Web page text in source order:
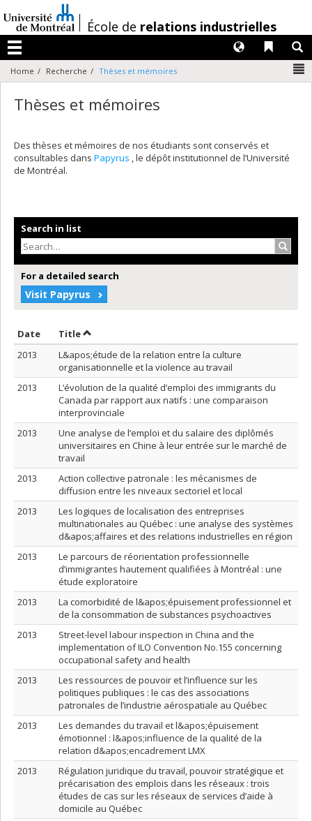
au
contenu
/École de relations industrielles
Menu
Liens
Langues
Home Recherche Thèses et mémoires
Thèses et mémoires
Des thèses et mémoires de nos étudiants sont conservés et
consultables dans Papyrus , le dépôt institutionnel de l’Université
de Montréal.
Search in list
For a detailed search
Visit Papyrus
Date Sort by date in ascending order
TitleSort by title in ascending order
2013
L&apos;étude de la relation entre la culture
organisationnelle et la violence au travail
2013
L’évolution de la qualité d’emploi des immigrants du
Canada par rapport aux natifs : une comparaison
interprovinciale
2013
Une analyse de l’emploi et du salaire des diplômés
universitaires en Chine à leur entrée sur le marché de
travail
2013
Action collective patronale : les mécanismes de
diffusion entre les niveaux sectoriel et local
2013
Les logiques de localisation des entreprises
multinationales au Québec : une analyse des systèmes
d&apos;affaires et des relations industrielles en région
2013
Le parcours de réorientation professionnelle
d’immigrantes hautement qualifiées à Montréal : une
étude exploratoire
2013
La comorbidité de l&apos;épuisement professionnel et
de la consommation de substances psychoactives
2013
Street-level labour inspection in China and the
implementation of ILO Convention No.155 concerning
occupational safety and health
2013
Les ressources de pouvoir et l’influence sur les
politiques publiques : le cas des associations
patronales de l’industrie aérospatiale au Québec
2013
Les demandes du travail et l&apos;épuisement
émotionnel : l&apos;influence de la qualité de la
relation d&apos;encadrement LMX
2013
Régulation juridique du travail, pouvoir stratégique et
précarisation des emplois dans les réseaux : trois
études de cas sur les réseaux de services d’aide à
domicile au Québec